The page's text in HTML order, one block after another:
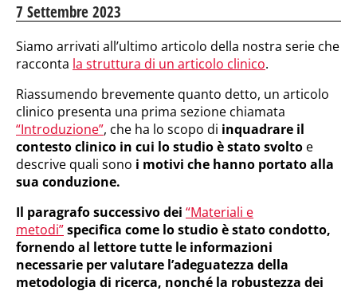
7 Settembre 2023
Siamo arrivati all’ultimo articolo della nostra serie che
racconta la struttura di un articolo clinico.
Riassumendo brevemente quanto detto, un articolo
clinico presenta una prima sezione chiamata
“Introduzione”, che ha lo scopo di inquadrare il
contesto clinico in cui lo studio è stato svolto e
descrive quali sono i motivi che hanno portato alla
sua conduzione.
Il paragrafo successivo dei “Materiali e
metodi”specifica come lo studio è stato condotto,
fornendo al lettore tutte le informazioni
necessarie per valutare l’adeguatezza della
metodologia di ricerca, nonché la robustezza dei